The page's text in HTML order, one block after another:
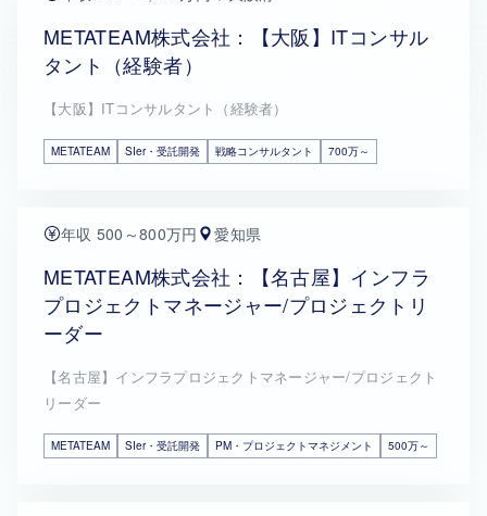
METATEAM株式会社：【大阪】ITコンサル
タント（経験者）
【大阪】ITコンサルタント（経験者）
METATEAM SIer・受託開発 戦略コンサルタント 700万～
年収 500～800万円 愛知県
METATEAM株式会社：【名古屋】インフラ
プロジェクトマネージャー/プロジェクトリ
ーダー
【名古屋】インフラプロジェクトマネージャー/プロジェクト
リーダー
METATEAM SIer・受託開発 PM・プロジェクトマネジメント 500万～